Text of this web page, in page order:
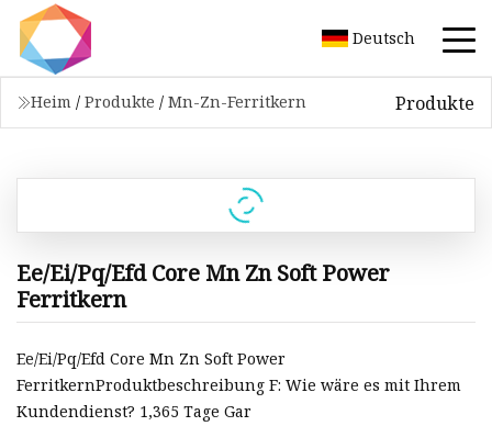
Deutsch
Heim / Produkte / Mn-Zn-Ferritkern Produkte
Ee/Ei/Pq/Efd Core Mn Zn Soft Power
Ferritkern
Ee/Ei/Pq/Efd Core Mn Zn Soft Power
FerritkernProduktbeschreibung F: Wie wäre es mit Ihrem
Kundendienst? 1,365 Tage Gar